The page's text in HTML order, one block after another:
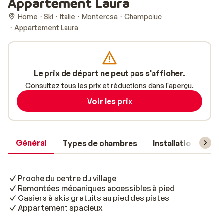
Home Ski Italie Monterosa
Champoluc
Appartement Laura
Général Types de chambres Installations
Proche du centre du village
Remontées mécaniques accessibles à pied
Casiers à skis gratuits au pied des pistes
Appartement spacieux
Le prix de départ ne peut pas s'afficher.
Consultez tous les prix et réductions dans l'aperçu.
Voir les prix